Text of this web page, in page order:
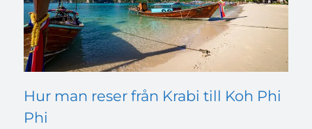
Hur man reser från Krabi till Koh Phi
Phi